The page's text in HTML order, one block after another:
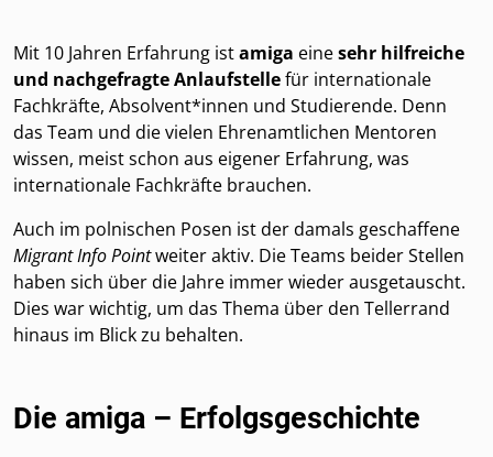
Mit 10 Jahren Erfahrung istamiga einesehr hilfreiche
und nachgefragte Anlaufstellefür internationale
Fachkräfte, Absolvent*innen und Studierende. Denn
das Team und die vielen Ehrenamtlichen Mentoren
wissen, meist schon aus eigener Erfahrung, was
internationale Fachkräfte brauchen.
Auch im polnischen Posen ist der damals geschaffene
Migrant Info Pointweiter aktiv. Die Teams beider Stellen
haben sich über die Jahre immer wieder ausgetauscht.
Dies war wichtig, um das Thema über den Tellerrand
hinaus im Blick zu behalten.
Die amiga – Erfolgsgeschichte